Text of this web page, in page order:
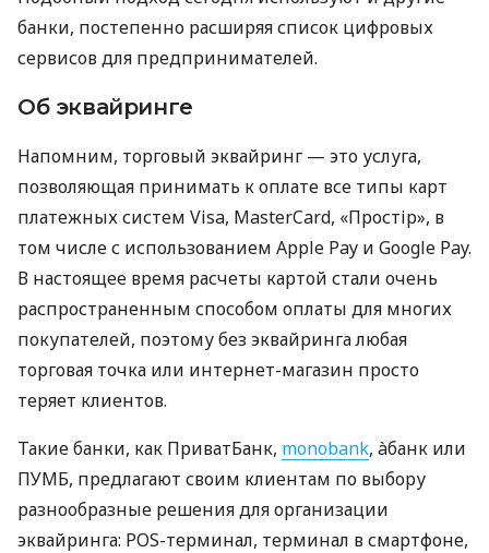
банки, постепенно расширяя список цифровых
сервисов для предпринимателей.
Об эквайринге
Напомним, торговый эквайринг — это услуга,
позволяющая принимать к оплате все типы карт
платежных систем Visa, MasterCard, «Простір», в
том числе с использованием Apple Pay и Google Pay.
В настоящее время расчеты картой стали очень
распространенным способом оплаты для многих
покупателей, поэтому без эквайринга любая
торговая точка или интернет-магазин просто
теряет клиентов.
Такие банки, как ПриватБанк, monobank, àбанк или
ПУМБ, предлагают своим клиентам по выбору
разнообразные решения для организации
эквайринга: POS-терминал, терминал в смартфоне,